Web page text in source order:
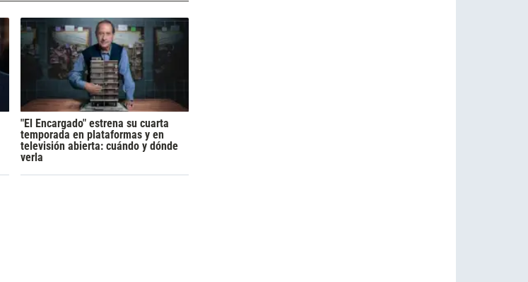
"El Encargado" estrena su cuarta
temporada en plataformas y en
televisión abierta: cuándo y dónde
verla